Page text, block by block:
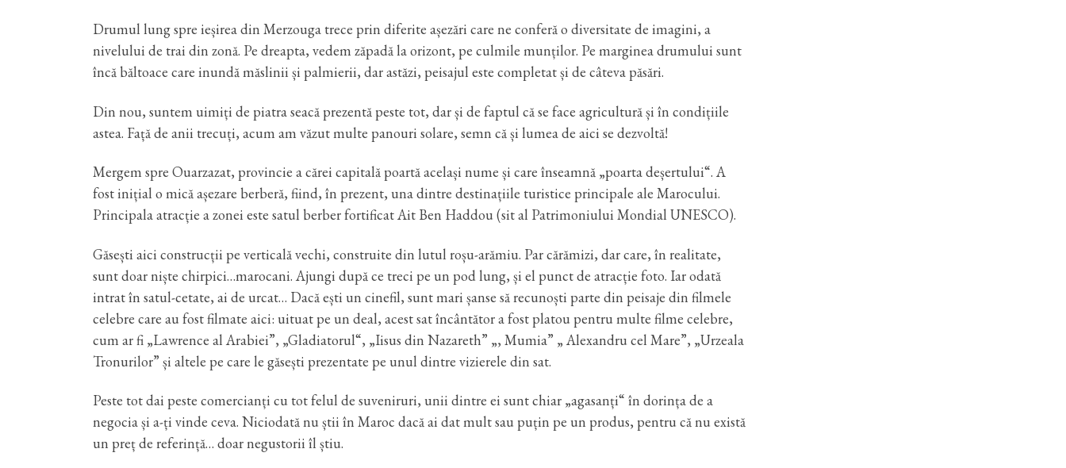
Drumul lung spre ieșirea din Merzouga trece prin diferite așezări care ne conferă o diversitate de imagini, a
nivelului de trai din zonă. Pe dreapta, vedem zăpadă la orizont, pe culmile munților. Pe marginea drumului sunt
încă băltoace care inundă măslinii și palmierii, dar astăzi, peisajul este completat și de câteva păsări.
Din nou, suntem uimiți de piatra seacă prezentă peste tot, dar și de faptul că se face agricultură și în condițiile
astea. Față de anii trecuți, acum am văzut multe panouri solare, semn că și lumea de aici se dezvoltă!
Mergem spre Ouarzazat, provincie a cărei capitală poartă același nume și care înseamnă „poarta deșertului“. A
fost inițial o mică așezare berberă, fiind, în prezent, una dintre destinațiile turistice principale ale Marocului.
Principala atracție a zonei este satul berber fortificat Ait Ben Haddou (sit al Patrimoniului Mondial UNESCO).
Găsești aici construcții pe verticală vechi, construite din lutul roșu-arămiu. Par cărămizi, dar care, în realitate,
sunt doar niște chirpici…marocani. Ajungi după ce treci pe un pod lung, și el punct de atracție foto. Iar odată
intrat în satul-cetate, ai de urcat… Dacă ești un cinefil, sunt mari șanse să recunoști parte din peisaje din filmele
celebre care au fost filmate aici: uituat pe un deal, acest sat încântător a fost platou pentru multe filme celebre,
cum ar fi „Lawrence al Arabiei”, „Gladiatorul“, „Iisus din Nazareth” „, Mumia” „ Alexandru cel Mare”, „Urzeala
Tronurilor” și altele pe care le găsești prezentate pe unul dintre vizierele din sat.
Peste tot dai peste comercianți cu tot felul de suveniruri, unii dintre ei sunt chiar „agasanți“ în dorința de a
negocia și a-ți vinde ceva. Niciodată nu știi în Maroc dacă ai dat mult sau puțin pe un produs, pentru că nu există
un preț de referință… doar negustorii îl știu.